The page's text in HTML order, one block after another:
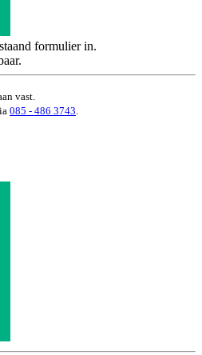
formulier in.
vast.
085 - 486 3743.